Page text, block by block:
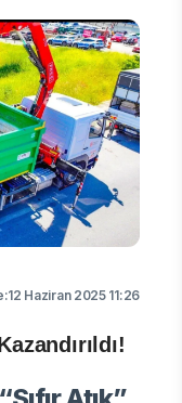
Haziran 2025 11:26